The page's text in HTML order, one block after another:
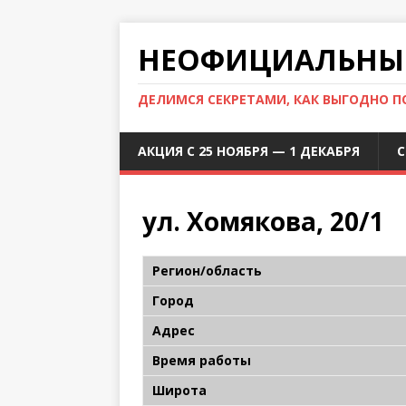
ДЕЛИМСЯ СЕКРЕТАМИ, КАК ВЫГОДНО
АКЦИЯ С 25 НОЯБРЯ — 1 ДЕКАБРЯ
ул. Хомякова, 20/1
Регион/область
Город
Адрес
Время работы
Широта